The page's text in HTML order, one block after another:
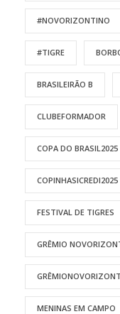
#NOVORIZONTINO
#TIGRE
BRASILEIRÃO B
CLUBEFORMADOR
COPA DO BRASIL2025
COPINHASICREDI2025
FESTIVAL DE TIGRES
GRÊMIO
MENINAS EM CAMPO